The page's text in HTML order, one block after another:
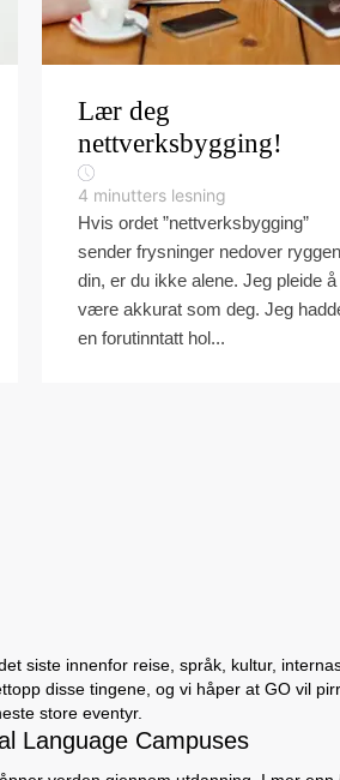
Lær deg
nettverksbygging!
4 minutters lesning
Hvis ordet ”nettverksbygging”
sender frysninger nedover ryggen
din, er du ikke alene. Jeg pleide å
være akkurat som deg. Jeg
en forutinntatt hol...
siste innenfor reise, språk, kultur,
disse tingene, og vi håper at GO vil
store eventyr.
Language Campuses